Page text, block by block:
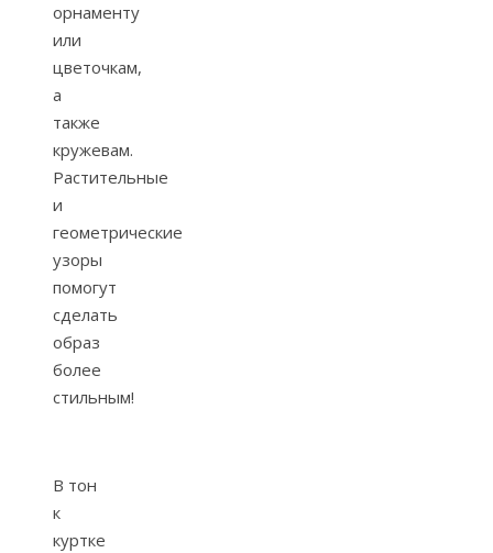
орнаменту
или
цветочкам,
а
также
кружевам.
Растительные
и
геометрические
узоры
помогут
сделать
образ
более
стильным!
В тон
к
куртке